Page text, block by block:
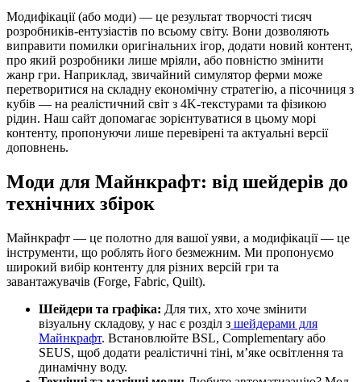
Модифікації (або моди) — це результат творчості тисяч
розробників-ентузіастів по всьому світу. Вони дозволяють
виправити помилки оригінальних ігор, додати новий контент,
про який розробники лише мріяли, або повністю змінити
жанр гри. Наприклад, звичайний симулятор ферми може
перетворитися на складну економічну стратегію, а пісочниця з
кубів — на реалістичний світ з 4K-текстурами та фізикою
рідин. Наш сайт допомагає зорієнтуватися в цьому морі
контенту, пропонуючи лише перевірені та актуальні версії
доповнень.
Моди для Майнкрафт: від шейдерів до
технічних збірок
Майнкрафт — це полотно для вашої уяви, а модифікації — це
інструменти, що роблять його безмежним. Ми пропонуємо
широкий вибір контенту для різних версій гри та
завантажувачів (Forge, Fabric, Quilt).
Шейдери та графіка: Для тих, хто хоче змінити
візуальну складову, у нас є розділ з шейдерами для
Майнкрафт. Встановлюйте BSL, Complementary або
SEUS, щоб додати реалістичні тіні, м’яке освітлення та
динамічну воду.